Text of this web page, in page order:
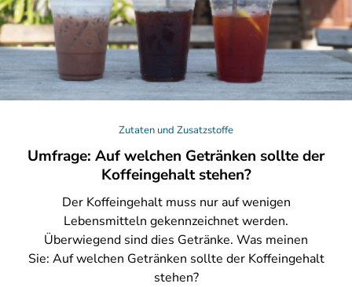
Zutaten und Zusatzstoffe
Umfrage: Auf welchen Getränken sollte der
Koffeingehalt stehen?
DerKoffeingehalt muss nur auf wenigen
Lebensmitteln gekennzeichnet werden.
Überwiegend sind dies Getränke. Was meinen
Sie: Auf welchen Getränken sollte der Koffeingehalt
stehen?